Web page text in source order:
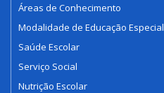
Áreas de Conhecimento
Modalidade de Educação Especial
Saúde Escolar
Serviço Social
Nutrição Escolar